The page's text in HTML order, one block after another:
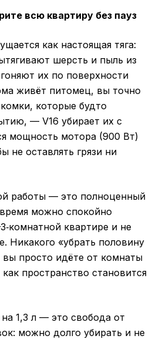
всю квартиру без пауз
как настоящая тяга:
шерсть и пыль из
их по поверхности
живёт питомец, вы точно
которые будто
— V16 убирает их с
мощность мотора (900 Вт)
не оставлять грязи ни
работы — это полноценный
можно спокойно
квартире и не
Никакого «убрать половину
вы просто идёте от комнаты
пространство становится
1,3 л — это свобода от
можно долго убирать и не